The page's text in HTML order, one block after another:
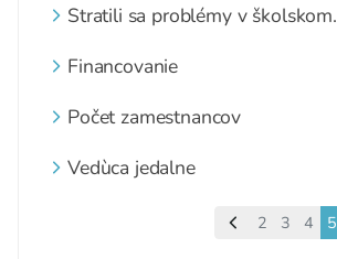
Stratili sa problémy v školskom
Financovanie
Počet zamestnancov
Vedùca jedalne
2 3 4 5